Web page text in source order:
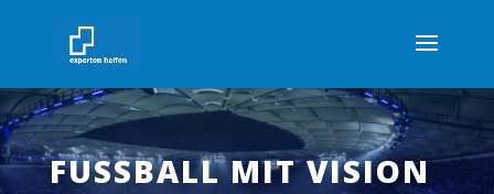
FUSSBALL MIT VISION